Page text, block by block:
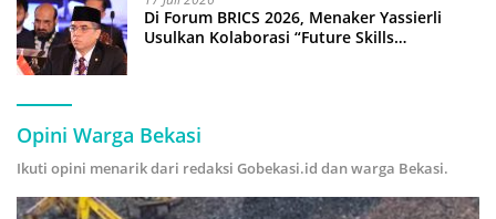
Di Forum BRICS 2026, Menaker Yassierli
Usulkan Kolaborasi “Future Skills
Opini Warga Bekasi
Ikuti opini menarik dari redaksi Gobekasi.id dan warga Bekasi.